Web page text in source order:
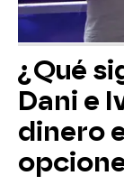
¿Qué
Dani e
dinero